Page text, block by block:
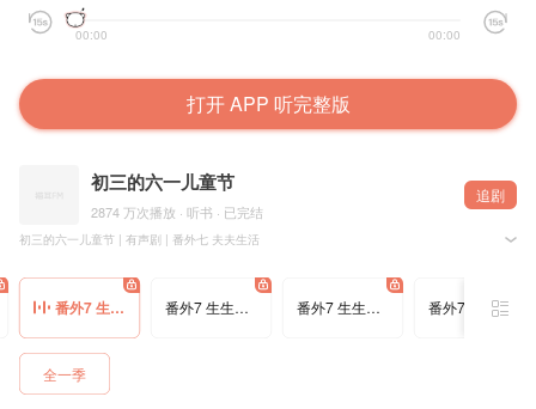
00:00 00:00
打开 APP 听完整版
初三的六一儿童节
2874 万次播放 · 听书 · 已完结
追剧
初三的六一儿童节 | 有声剧 | 番外七 夫夫生活
ʚ配音组ɞ
何初三：顾辰@CV顾辰
夏六一：倔强的小红@我是倔强的小红红
马如龙：刘一鸣@刘一鸣
玉观音：Kinsen@kinsen終時
番外7 生生生活（1） 番外7 生生生活（2） 番外7 生生生活（3） 番外7 生生生活（4）
全一季